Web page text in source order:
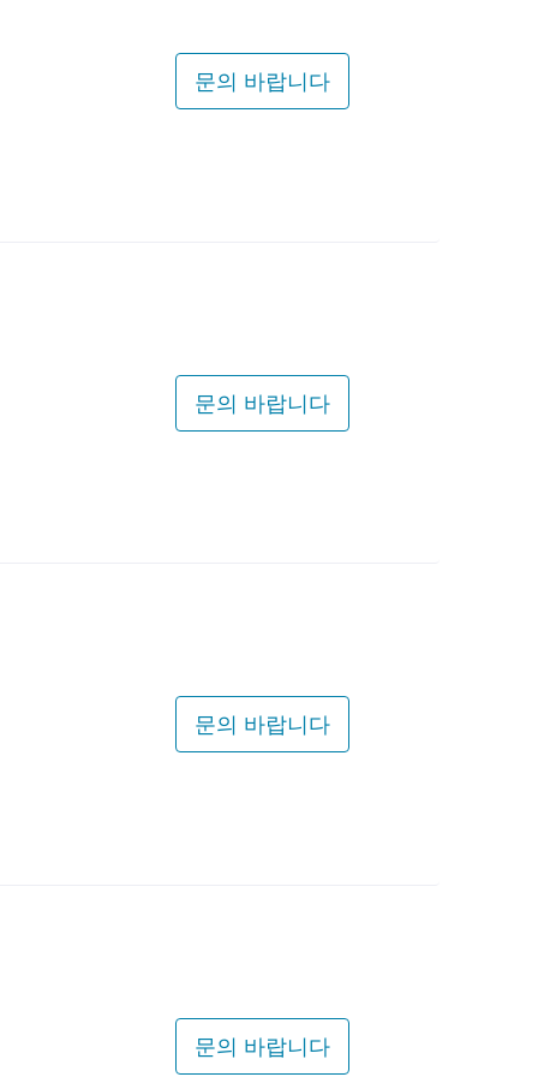
문의 바랍니다
문의 바랍니다
문의 바랍니다
문의 바랍니다